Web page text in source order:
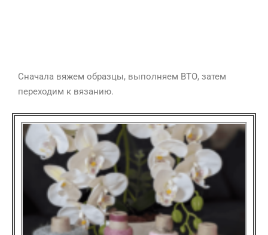
Сначала вяжем образцы, выполняем ВТО, затем
переходим к вязанию.